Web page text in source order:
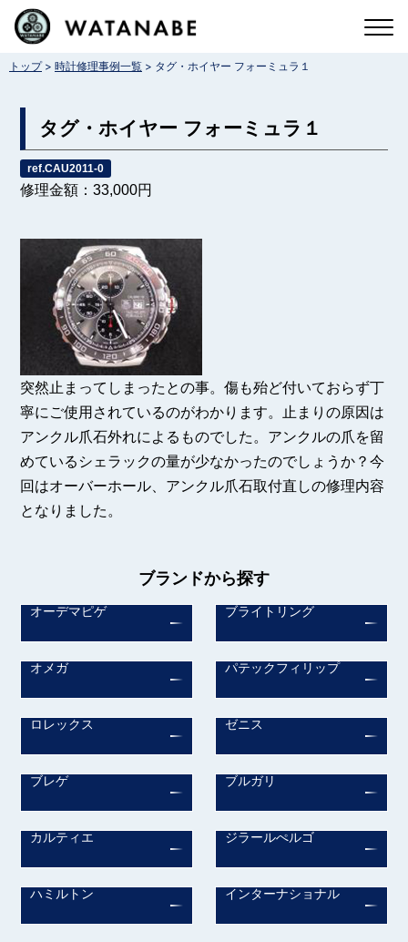
コ
テトップ> 時計修理事例一覧 > タグ・ホイヤー フォーミュラ１
タグ・ホイヤー フォーミュラ１
ref.CAU2011-0
修理金額：33,000円
突然止まってしまったとの事。傷も殆ど付いておらず丁
寧にご使用されているのがわかります。止まりの原因は
アンクル爪石外れによるものでした。アンクルの爪を留
めているシェラックの量が少なかったのでしょうか？今
回はオーバーホール、アンクル爪石取付直しの修理内容
となりました。
ブランドから探す
オーデマピゲ ブライトリング
オメガ パテックフィリップ
ロレックス ゼニス
ブレゲ ブルガリ
カルティエ ジラールぺルゴ
ハミルトン インターナショナル